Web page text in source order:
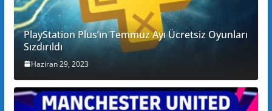
PlayStation Plus’ın Temmuz Ayı Ücretsiz Oyunları
Sızdırıldı
Haziran 29, 2023